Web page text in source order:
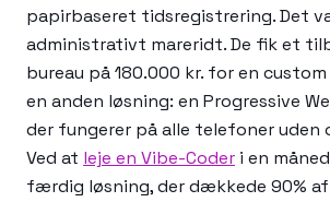
papirbaseret tidsregistrering. Det
administrativt mareridt. De fik et
bureau på 180.000 kr. for en
en anden løsning: en Progressive
der fungerer på alle telefoner uden
Ved at leje en Vibe-Coder i en
færdig løsning, der dækkede 90%